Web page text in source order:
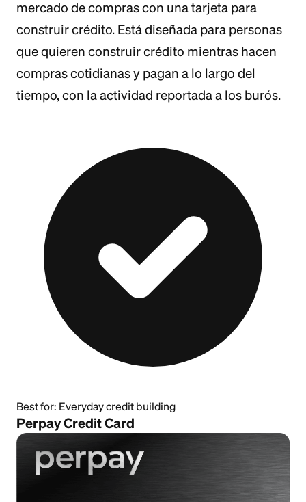
mercado de compras con una tarjeta para
construir crédito. Está diseñada para personas
que quieren construir crédito mientras hacen
compras cotidianas y pagan a lo largo del
tiempo, con la actividad reportada a los burós.
Best for: Everyday credit building
Perpay Credit Card